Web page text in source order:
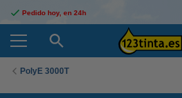
Pedido hoy, en 24h
PolyE 3000T